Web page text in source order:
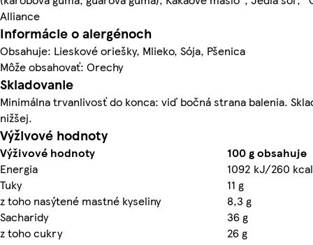
Alliance
Informácie o alergénoch
Obsahuje: Lieskové oriešky, Mlieko, Sója, Pšenica
Môže obsahovať: Orechy
Skladovanie
Minimálna trvanlivosť do konca: viď bočná strana balenia.
nižšej.
Výživové hodnoty
Výživové hodnoty
100 g obsahuje
Energia
1092 kJ/260 kcal
Tuky
11 g
z toho nasýtené mastné kyseliny
8,3 g
Sacharidy
36 g
z toho cukry
26 g